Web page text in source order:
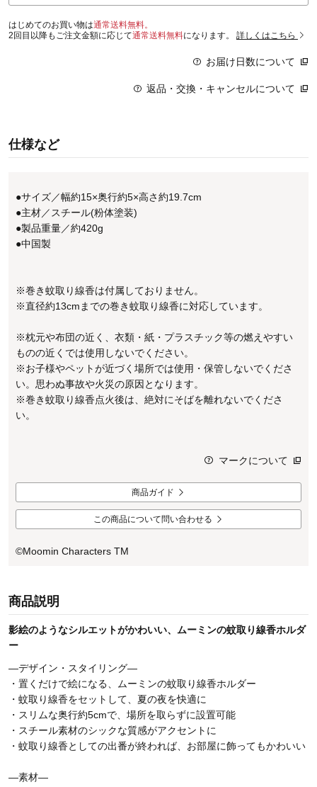
はじめてのお買い物は通常送料無料。
2回目以降もご注文金額に応じて通常送料無料になります。 詳しくはこちら
お届け日数について
返品・交換・キャンセルについて
仕様など
●サイズ／幅約15×奥行約5×高さ約19.7cm
●主材／スチール(粉体塗装)
●製品重量／約420g
●中国製
※巻き蚊取り線香は付属しておりません。
※直径約13cmまでの巻き蚊取り線香に対応しています。
※枕元や布団の近く、衣類・紙・プラスチック等の燃えやすい
ものの近くでは使用しないでください。
※お子様やペットが近づく場所では使用・保管しないでくださ
い。思わぬ事故や火災の原因となります。
※巻き蚊取り線香点火後は、絶対にそばを離れないでくださ
い。
マークについて
商品ガイド
この商品について問い合わせる
©Moomin Characters TM
商品説明
影絵のようなシルエットがかわいい、ムーミンの蚊取り線香ホルダ
ー
―デザイン・スタイリング―
・置くだけで絵になる、ムーミンの蚊取り線香ホルダー
・蚊取り線香をセットして、夏の夜を快適に
・スリムな奥行約5cmで、場所を取らずに設置可能
・スチール素材のシックな質感がアクセントに
・蚊取り線香としての出番が終われば、お部屋に飾ってもかわいい
―素材―